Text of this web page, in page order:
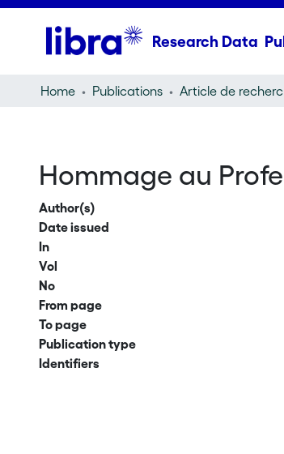
Research Data
Home Publications
Hommage au
Author(s)
Date issued
In
Vol
No
From page
To page
Publication type
Identifiers